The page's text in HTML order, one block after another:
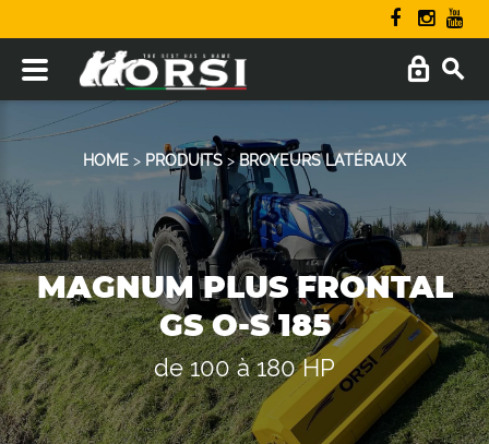
HOME > PRODUITS >BROYEURS LATÉRAUX
MAGNUM PLUS FRONTAL
GS O-S 185
de 100 à 180 HP